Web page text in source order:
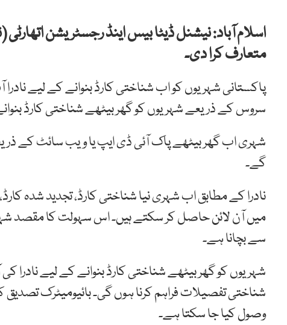
اسلام آباد: نیشنل ڈیٹا بیس اینڈ رجسٹریشن
متعارف کرا دی۔
پاکستانی شہریوں کو اب شناختی کارڈ بنوانے کے لیے
سروس کے ذریعے شہریوں کو گھر بیٹھے شناختی کارڈ
شہری اب گھر بیٹھے پاک آئی ڈی ایپ یا ویب سائٹ کے
گے۔
نادرا کے مطابق اب شہری نیا شناختی کارڈ، تجدید شدہ
میں آن لائن حاصل کر سکتے ہیں۔ اس سہولت کا مقصد
سے بچانا ہے۔
شہریوں کو گھر بیٹھے شناختی کارڈ بنوانے کے لیے نادرا
شناختی تفصیلات فراہم کرنا ہوں گی۔ بائیومیٹرک تصدیق
وصول کیا جا سکتا ہے۔